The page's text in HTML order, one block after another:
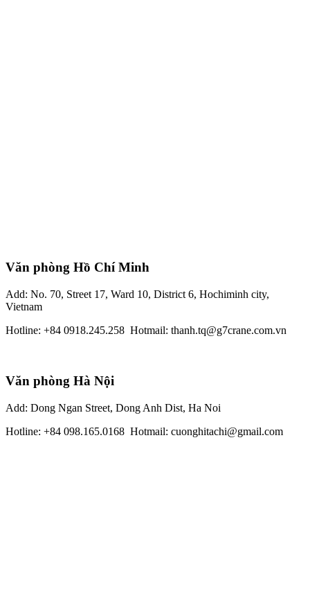
Văn phòng Hồ Chí Minh
Add: No. 70, Street 17, Ward 10, District 6, Hochiminh city,
Vietnam
Hotline: +84 0918.245.258 Hotmail: thanh.tq@g7crane.com.vn
Văn phòng Hà Nội
Add: Dong Ngan Street, Dong Anh Dist, Ha Noi
Hotline: +84 098.165.0168 Hotmail: cuonghitachi@gmail.com